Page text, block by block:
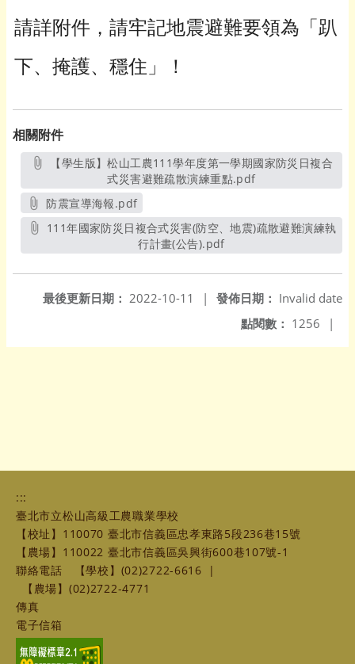
請詳附件，請牢記地震避難要領為「趴
下、掩護、穩住」！
相關附件
式災害避難疏散演練重點.pdf另開新視窗
防震宣導海報.pdf
另開新視窗
行計畫(公告).pdf另開新視窗
發佈日期： Invalid date
最後更新日期： 2022-10-11
|
點閱數： 1256 |
:::
臺北市立松山高級工農職業學校
【校址】110070 臺北市信義區忠孝東路5段236巷15號
【農場】110022 臺北市信義區吳興街600巷107號-1
聯絡電話
【學校】(02)2722-6616
|
【農場】(02)2722-4771
傳真
電子信箱